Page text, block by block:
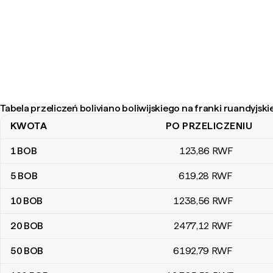
Tabela przeliczeń boliviano boliwijskiego na franki
Tabela przeliczeń boliviano boliwijskiego na franki ruandyjskie
KWOTA PO PRZELICZENIU
1BOB 123,86 RWF
5 BOB 619,28 RWF
10 BOB 1238,56 RWF
20 BOB 2477,12 RWF
50 BOB 6192,79 RWF